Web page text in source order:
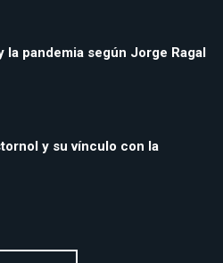
la pandemia según Jorge Ragal
y su vínculo con la